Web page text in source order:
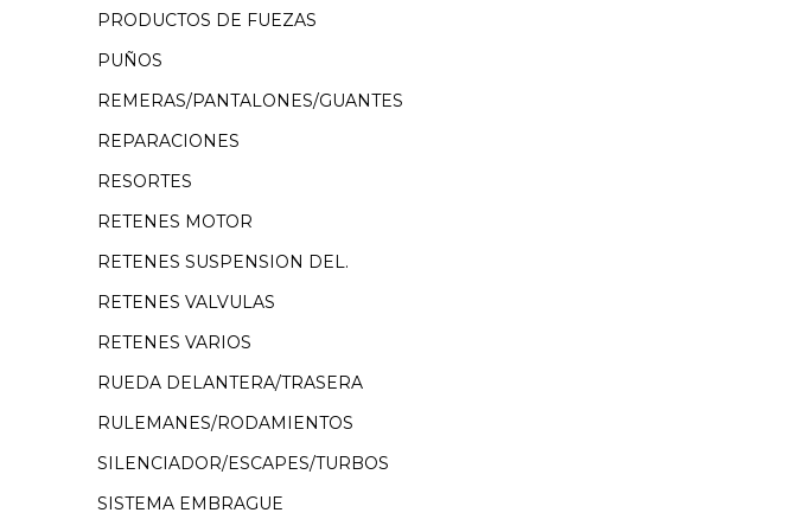
PRODUCTOS DE FUEZAS
PUÑOS
REMERAS/PANTALONES/GUANTES
REPARACIONES
RESORTES
RETENES MOTOR
RETENES SUSPENSION DEL.
RETENES VALVULAS
RETENES VARIOS
RUEDA DELANTERA/TRASERA
RULEMANES/RODAMIENTOS
SILENCIADOR/ESCAPES/TURBOS
SISTEMA EMBRAGUE